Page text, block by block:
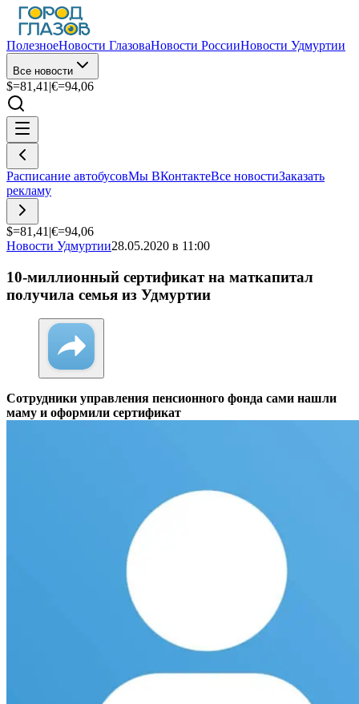
ПолезноеНовости ГлазоваНовости РоссииНовости Удмуртии
Все новости
$=81,41 |€=94,06
Расписание автобусовМы ВКонтактеВсе новостиЗаказать
рекламу
$=81,41 |€=94,06
Новости Удмуртии28.05.2020 в 11:00
10-миллионный сертификат на маткапитал
получила семья из Удмуртии
Сотрудники управления пенсионного фонда сами нашли
маму и оформили сертификат